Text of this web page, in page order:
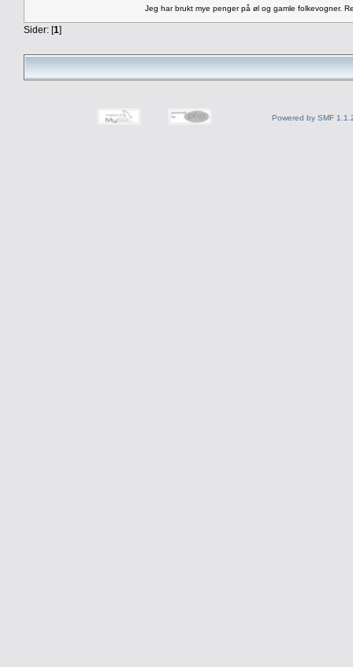
Jeg har brukt mye penger på øl og gamle folkevogner.
Sider: [1]
Powered by SMF